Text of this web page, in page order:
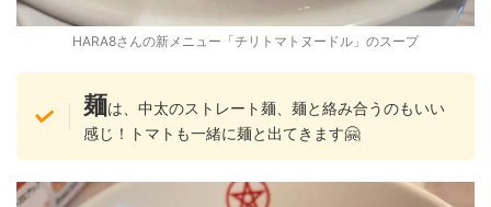
HARA8さんの新メニュー「チリトマトヌードル」のスープ
麺は、中太のストレート麺、麺と絡み合うのもいい
感じ！トマトも一緒に麺と出てきます🤗